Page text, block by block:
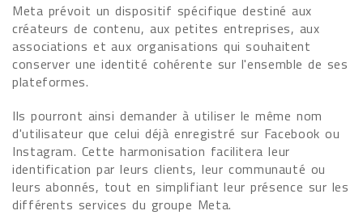
Meta prévoit un dispositif spécifique destiné aux
créateurs de contenu, aux petites entreprises, aux
associations et aux organisations qui souhaitent
conserver une identité cohérente sur l'ensemble de ses
plateformes.
Ils pourront ainsi demander à utiliser le même nom
d'utilisateur que celui déjà enregistré sur Facebook ou
Instagram. Cette harmonisation facilitera leur
identification par leurs clients, leur communauté ou
leurs abonnés, tout en simplifiant leur présence sur les
différents services du groupe Meta.